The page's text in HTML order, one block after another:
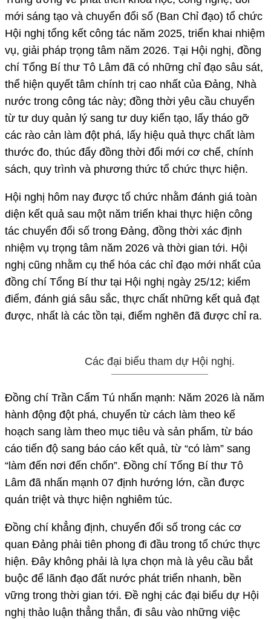
mới sáng tạo và chuyển đổi số (Ban Chỉ đạo) tổ chức
Hội nghị tổng kết công tác năm 2025, triển khai nhiệm
vụ, giải pháp trọng tâm năm 2026. Tại Hội nghị, đồng
chí Tổng Bí thư Tô Lâm đã có những chỉ đạo sâu sát,
thể hiện quyết tâm chính trị cao nhất của Đảng, Nhà
nước trong công tác này; đồng thời yêu cầu chuyển
từ tư duy quản lý sang tư duy kiến tạo, lấy tháo gỡ
các rào cản làm đột phá, lấy hiệu quả thực chất làm
thước đo, thúc đẩy đồng thời đổi mới cơ chế, chính
sách, quy trình và phương thức tổ chức thực hiện.
Hội nghị hôm nay được tổ chức nhằm đánh giá toàn
diện kết quả sau một năm triển khai thực hiện công
tác chuyển đổi số trong Đảng, đồng thời xác định
nhiệm vụ trọng tâm năm 2026 và thời gian tới. Hội
nghị cũng nhằm cụ thể hóa các chỉ đạo mới nhất của
đồng chí Tổng Bí thư tại Hội nghị ngày 25/12; kiểm
điểm, đánh giá sâu sắc, thực chất những kết quả đạt
được, nhất là các tồn tại, điểm nghẽn đã được chỉ ra.
Các đại biểu tham dự Hội nghị.
Đồng chí Trần Cẩm Tú nhấn mạnh: Năm 2026 là năm
hành động đột phá, chuyển từ cách làm theo kế
hoạch sang làm theo mục tiêu và sản phẩm, từ báo
cáo tiến độ sang báo cáo kết quả, từ “có làm” sang
“làm đến nơi đến chốn”. Đồng chí Tổng Bí thư Tô
Lâm đã nhấn mạnh 07 định hướng lớn, cần được
quán triệt và thực hiện nghiêm túc.
Đồng chí khẳng định, chuyển đổi số trong các cơ
quan Đảng phải tiên phong đi đầu trong tổ chức thực
hiện. Đây không phải là lựa chọn mà là yêu cầu bắt
buộc để lãnh đạo đất nước phát triển nhanh, bền
vững trong thời gian tới. Đề nghị các đại biểu dự Hội
nghị thảo luận thẳng thắn, đi sâu vào những việc